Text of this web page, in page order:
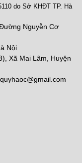
do Sở KHĐT TP. Hà
Nguyễn Cơ
Nội
Xã Mai Lâm, Huyện